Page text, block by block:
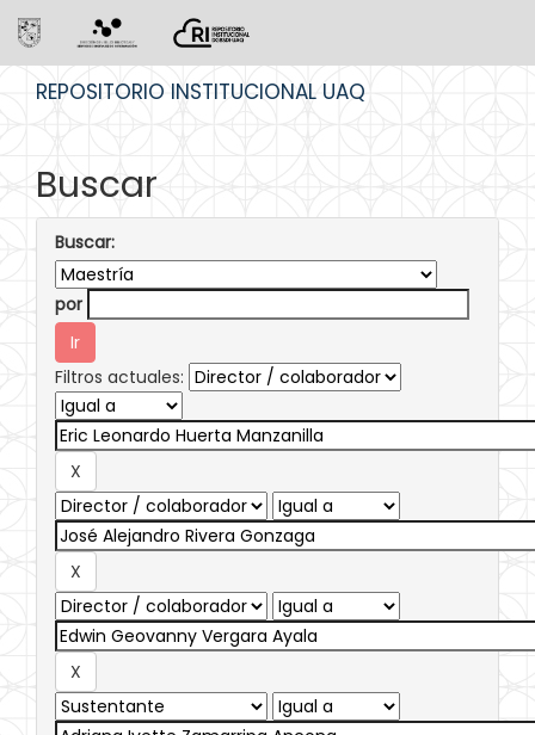
REPOSITORIO INSTITUCIONAL UAQ
Buscar
Buscar:
por
Filtros actuales: